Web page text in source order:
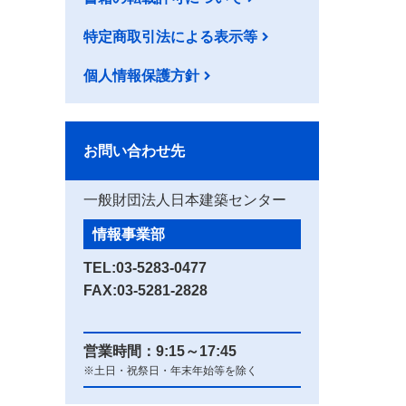
特定商取引法による表示等
個人情報保護方針
お問い合わせ先
一般財団法人日本建築センター
情報事業部
TEL:03-5283-0477
FAX:03-5281-2828
営業時間：9:15～17:45
※土日・祝祭日・年末年始等を除く